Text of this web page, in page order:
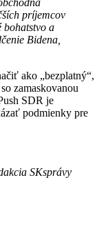
príjemcov
bohatstvo a
Bidena,
ako „bezplatný“,
zamaskovanou
SDR je
podmienky pre
SKsprávy